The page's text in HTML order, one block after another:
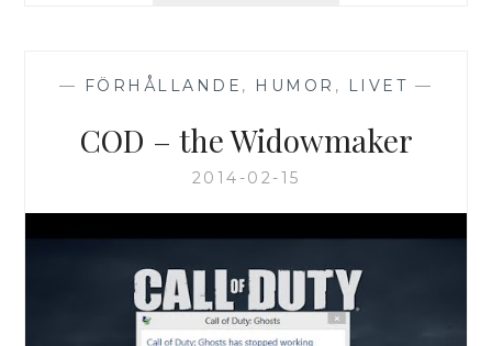
— FÖRHÅLLANDE , HUMOR , LIVET —
COD – the Widowmaker
2014-02-15